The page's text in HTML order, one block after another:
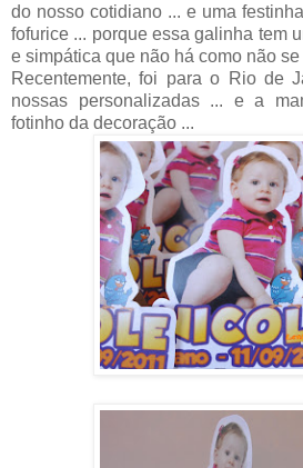
do nosso cotidiano ... e uma
fofurice ... porque essa galinha tem
e simpática que não há como não se
Recentemente, foi para o Rio de
nossas personalizadas ... e a
fotinho da decoração ...